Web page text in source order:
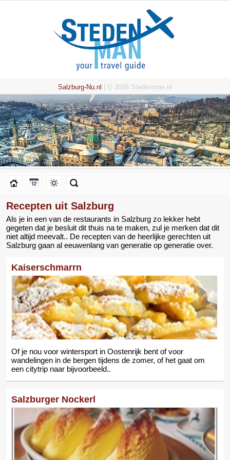
Salzburg-Nu.nl | © 2026 Stedenman.nl
Recepten uit Salzburg
Als je in een van de restaurants in Salzburg zo lekker hebt
gegeten dat je besluit dit thuis na te maken, zul je merken dat dit
niet altijd meevalt.. De recepten van de heerlijke gerechten uit
Salzburg gaan al eeuwenlang van generatie op generatie over.
Kaiserschmarrn
Of je nou voor wintersport in Oostenrijk bent of voor
wandelingen in de bergen tijdens de zomer, of het gaat om
een citytrip naar bijvoorbeeld..
Salzburger Nockerl